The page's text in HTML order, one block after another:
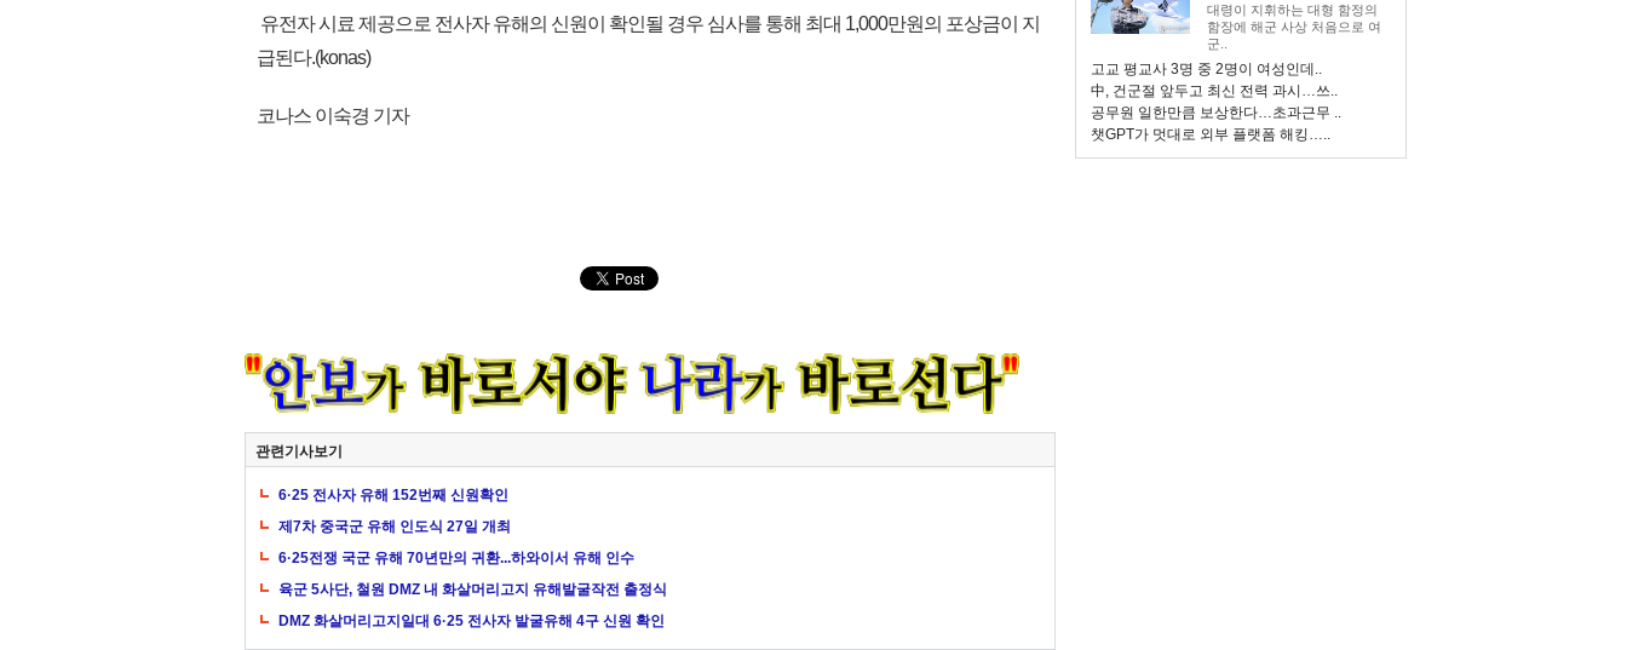
유전자 시료 제공으로 전사자 유해의 신원이 확인될 경우 심사를 통해 최대 1,000만원의 포상금이 지
급된다.(konas)
코나스 이숙경 기자
관련기사보기
6·25 전사자 유해 152번째 신원확인
제7차 중국군 유해 인도식 27일 개최
6·25전쟁 국군 유해 70년만의 귀환...하와이서 유해 인수
육군 5사단, 철원 DMZ 내 화살머리고지 유해발굴작전 출정식
DMZ 화살머리고지일대 6·25 전사자 발굴유해 4구 신원 확인
대령이 지휘하는 대형 함정의
함장에 해군 사상 처음으로 여
군..
고교 평교사 3명 중 2명이 여성인데..
中, 건군절 앞두고 최신 전력 과시…쓰..
공무원 일한만큼 보상한다…초과근무 ..
챗GPT가 멋대로 외부 플랫폼 해킹…..